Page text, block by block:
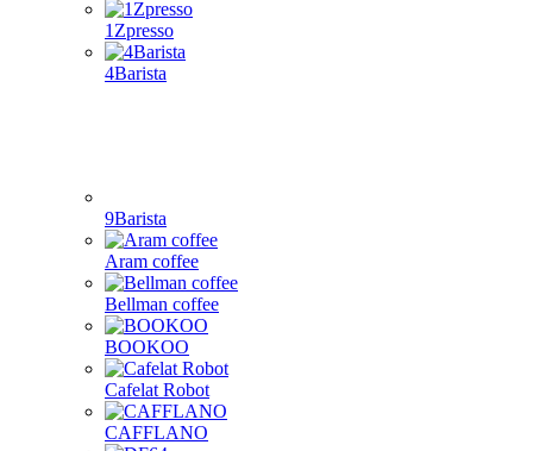
1Zpresso
4Barista
9Barista
Aram coffee
Bellman coffee
BOOKOO
Cafelat Robot
CAFFLANO